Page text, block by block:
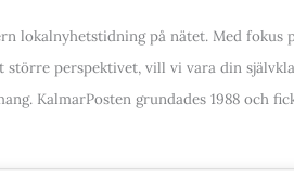
lokalnyhetstidning på nätet. Med fokus
större perspektivet, vill vi vara din
KalmarPosten grundades 1988 och